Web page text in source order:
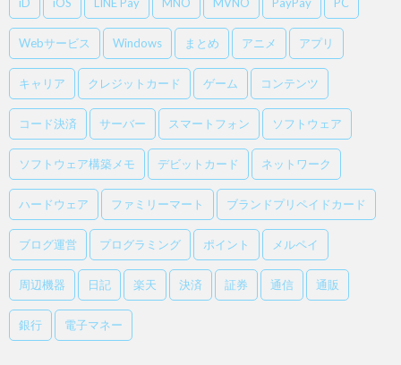
Webサービス Windows まとめ アニメ アプリ
キャリア クレジットカード ゲーム コンテンツ
コード決済 サーバー スマートフォン ソフトウェア
ソフトウェア構築メモ デビットカード ネットワーク
ハードウェア ファミリーマート ブランドプリペイドカード
ブログ運営 プログラミング ポイント メルペイ
周辺機器 日記 楽天 決済 証券 通信 通販
銀行 電子マネー